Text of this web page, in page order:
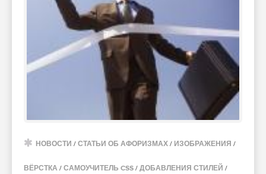
НОВОСТИ / СТАТЬИ ОБ АФОРИЗМАХ / ИЗОБРАЖЕНИЯ /
ВЁРСТКА / САМОУЧИТЕЛЬ CSS / ДОБАВЛЕНИЯ СТИЛЕЙ /